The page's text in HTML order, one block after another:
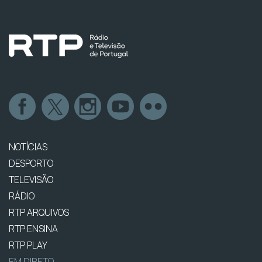
NOTÍCIAS
DESPORTO
TELEVISÃO
RÁDIO
RTP ARQUIVOS
RTP ENSINA
RTP PLAY